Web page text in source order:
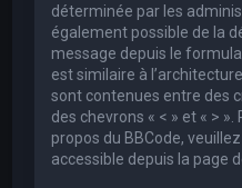
déterminée par les
également possible de la
message depuis le
est similaire à
sont contenues entre des
des chevrons « < » et « >
propos du BBCode,
accessible depuis la page